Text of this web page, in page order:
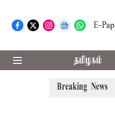
E-
தமிழகம்
Breaking News
நடைபெறும் - சபாநாயகர்